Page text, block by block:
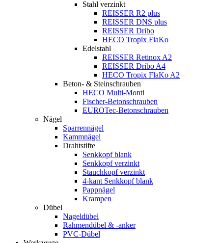
Stahl verzinkt
REISSER R2 plus
REISSER DNS plus
REISSER Dribo
HECO Tropix FlaKo
Edelstahl
REISSER Retinox A2
REISSER Dribo A4
HECO Tropix FlaKo A2
Beton- & Steinschrauben
HECO Multi-Monti
Fischer-Betonschrauben
EUROTec-Betonschrauben
Nägel
Sparrennägel
Kammnägel
Drahtstifte
Senkkopf blank
Senkkopf verzinkt
Stauchkopf verzinkt
4-kant Senkkopf blank
Pappnägel
Krampen
Dübel
Nageldübel
Rahmendübel & -anker
PVC-Dübel